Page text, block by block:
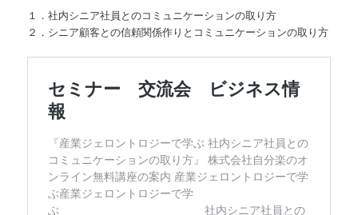
１．社内シニア社員とのコミュニケーションの取り方
２．シニア顧客との信頼関係作りとコミュニケーションの取り方